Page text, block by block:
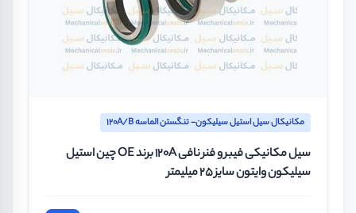
مکانیکال سیل استیل سیلیکون- تنگستن الماسه 120A/B
سیل مکانیکی فیبر و فنر نافی 120A برند OE چین استیل
سیلیکون وایتون سایز 25 میلیمتر